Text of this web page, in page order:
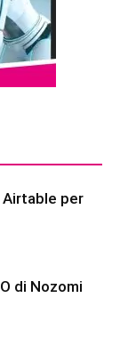
per
di Nozomi